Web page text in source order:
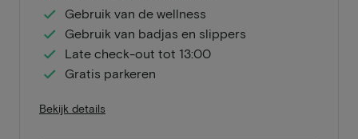
Gebruik van de wellness
Gebruik van badjas en slippers
Late check-out tot 13:00
Gratis parkeren
Bekijk details